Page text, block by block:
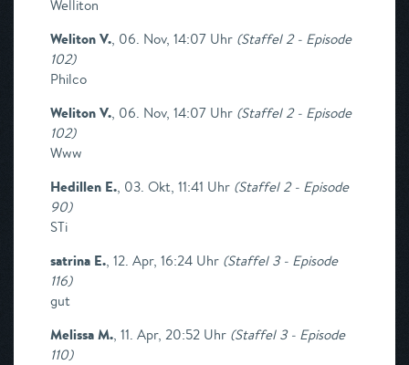
Welliton
Weliton V., 06. Nov, 14:07 Uhr (Staffel 2 - Episode
102)
Philco
Weliton V., 06. Nov, 14:07 Uhr (Staffel 2 - Episode
102)
Www
Hedillen E., 03. Okt, 11:41 Uhr (Staffel 2 - Episode
90)
STi
satrina E., 12. Apr, 16:24 Uhr (Staffel 3 - Episode
116)
gut
Melissa M., 11. Apr, 20:52 Uhr (Staffel 3 - Episode
110)